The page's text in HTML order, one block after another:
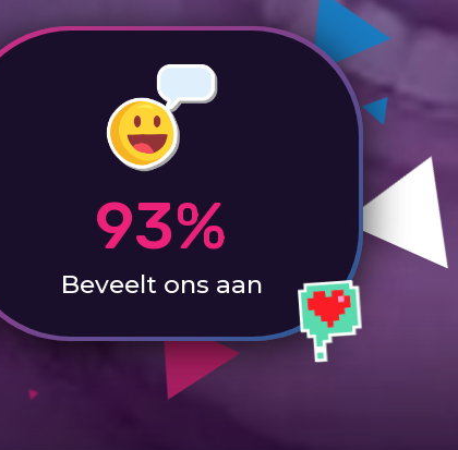
93%
Beveelt ons aan